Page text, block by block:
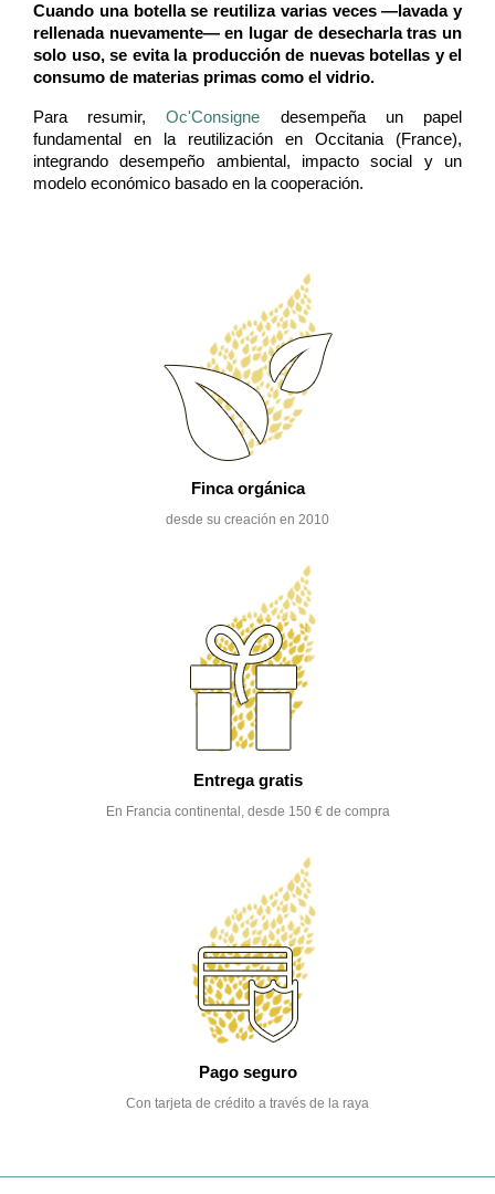
Cuando una botella se reutiliza varias veces —lavada y
rellenada nuevamente— en lugar de desecharla tras un
solo uso, se evita la producción de nuevas botellas y el
consumo de materias primas como el vidrio.
Para resumir,Oc'Consigne desempeña un papel
fundamental en la reutilización en Occitania (France),
integrando desempeño ambiental, impacto social y un
modelo económico basado en la cooperación.
Finca orgánica
desde su creación en 2010
Entrega gratis
En Francia continental, desde 150 € de compra
Pago seguro
Con tarjeta de crédito a través de la raya